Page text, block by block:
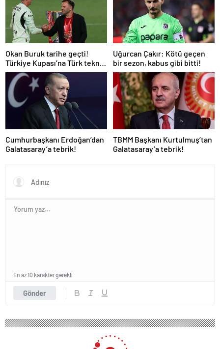
Okan Buruk tarihe geçti!
Türkiye Kupası’na Türk teknik
adam damgası
Uğurcan Çakır: Kötü geçen
bir sezon, kabus gibi bitti!
Cumhurbaşkanı Erdoğan’dan
Galatasaray’a tebrik!
TBMM Başkanı Kurtulmuş’tan
Galatasaray’a tebrik!
Gönder
En az 10 karakter gerekli